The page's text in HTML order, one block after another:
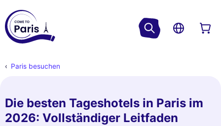
Paris besuchen
Die besten Tageshotels in Paris im
2026: Vollständiger Leitfaden